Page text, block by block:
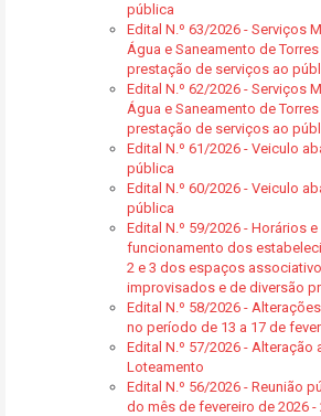
pública
Edital N.º 63/2026 - Serviços
Água e Saneamento de
prestação de serviços ao
Edital N.º 62/2026 - Serviços
Água e Saneamento de
prestação de serviços ao
Edital N.º 61/2026 - Veiculo
pública
Edital N.º 60/2026 - Veiculo
pública
Edital N.º 59/2026 - Horários
funcionamento dos
2 e 3 dos espaços
improvisados e de diversão
Edital N.º 58/2026 -
no período de 13 a 17 de
Edital N.º 57/2026 - Alteração
Loteamento
Edital N.º 56/2026 - Reunião
do mês de fevereiro de 2026 -